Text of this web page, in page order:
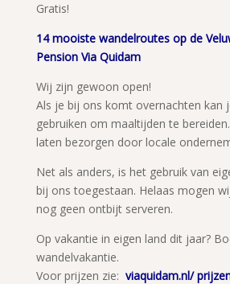
Gratis!
14 mooiste wandelroutes op de
Pension Via Quidam
Wij zijn gewoon open!
Als je bij ons komt overnachten kan
gebruiken om maaltijden te
laten bezorgen door locale
Net als anders, is het gebruik van
bij ons toegestaan. Helaas mogen
nog geen ontbijt serveren.
Op vakantie in eigen land dit jaar?
wandelvakantie.
Voor prijzen zie: viaquidam.nl/